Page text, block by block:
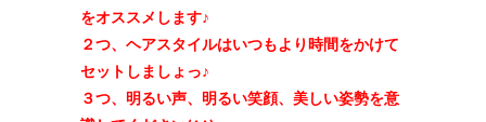
をオススメします♪
２つ、ヘアスタイルはいつもより時間をかけて
セットしましょっ♪
３つ、明るい声、明るい笑顔、美しい姿勢を意